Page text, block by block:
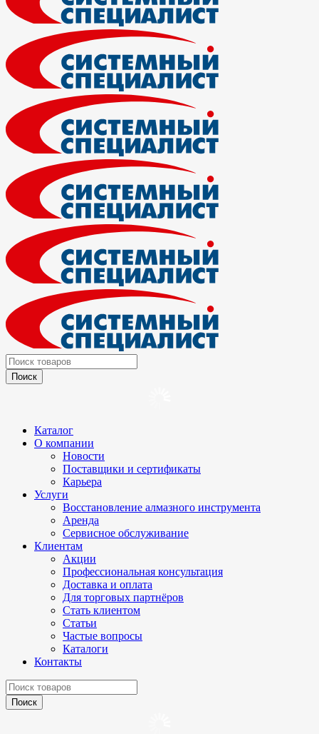
Каталог
О компании
Новости
Поставщики и сертификаты
Карьера
Услуги
Восстановление алмазного инструмента
Аренда
Сервисное обслуживание
Клиентам
Акции
Профессиональная консультация
Доставка и оплата
Для торговых партнёров
Стать клиентом
Статьи
Частые вопросы
Каталоги
Контакты